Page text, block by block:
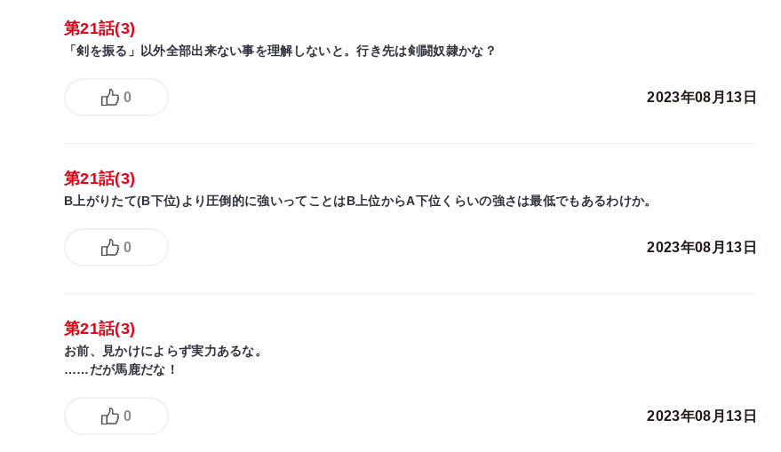
第21話(3)
「剣を振る」以外全部出来ない事を理解しないと。行き先は剣闘奴隷かな？
0 2023年08月13日
第21話(3)
B上がりたて(B下位)より圧倒的に強いってことはB上位からA下位くらいの強さは最低でもあるわけか。
0 2023年08月13日
第21話(3)
お前、見かけによらず実力あるな。
……だが馬鹿だな！
0 2023年08月13日